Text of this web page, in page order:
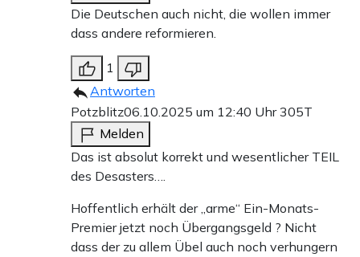
Die Deutschen auch nicht, die wollen immer
dass andere reformieren.
1
Antworten
Potzblitz06.10.2025 um 12:40 Uhr305T
Melden
Das ist absolut korrekt und wesentlicher TEIL
des Desasters….
Hoffentlich erhält der „arme“ Ein-Monats-
Premier jetzt noch Übergangsgeld ? Nicht
dass der zu allem Übel auch noch verhungern